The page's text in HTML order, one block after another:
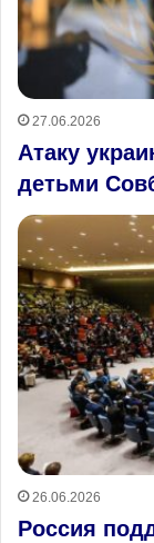
27.06.2026
Атаку
детьми
26.06.2026
Россия